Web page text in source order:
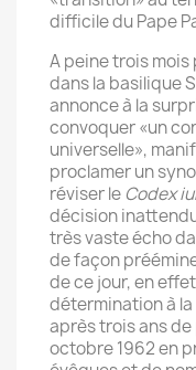
difficile du Pape
A peine trois mois
dans la basilique
annonce à la
convoquer «un
universelle»,
proclamer un
réviser le Codex
décision
très vaste écho
de façon
de ce jour, en
détermination à la
après trois ans de
octobre 1962 en